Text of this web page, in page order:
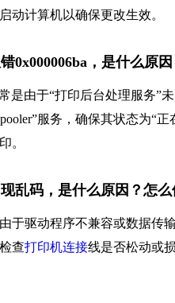
动计算机以确保更改生效。
0x000006ba，是什么原
是由于“打印后台处理服务”
服务，确保其状态为
。
乱码，是什么原因？怎么
于驱动程序不兼容或数据传
查打印机连接线是否松动或